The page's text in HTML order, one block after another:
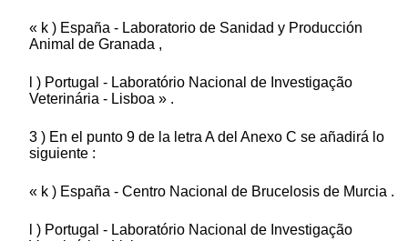
« k ) España - Laboratorio de Sanidad y Producción
Animal de Granada ,
l ) Portugal - Laboratório Nacional de Investigação
Veterinária - Lisboa » .
3 ) En el punto 9 de la letra A del Anexo C se añadirá lo
siguiente :
« k ) España - Centro Nacional de Brucelosis de Murcia .
l ) Portugal - Laboratório Nacional de Investigação